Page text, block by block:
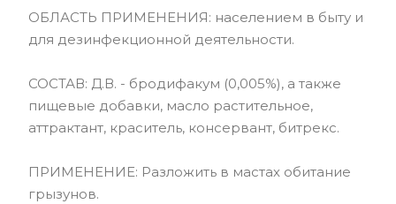
ОБЛАСТЬ ПРИМЕНЕНИЯ: населением в быту и
для дезинфекционной деятельности.
СОСТАВ: Д.В. - бродифакум (0,005%), а также
пищевые добавки, масло растительное,
аттрактант, краситель, консервант, битрекс.
ПРИМЕНЕНИЕ: Разложить в мастах обитание
грызунов.